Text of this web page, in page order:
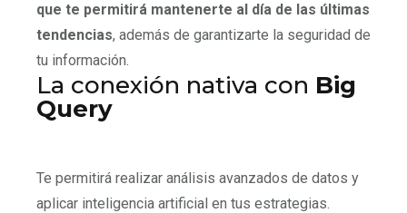
que te permitirá mantenerte al día de las últimas
tendencias, además de garantizarte la seguridad de
tu información.
La conexión nativa con Big
Query
Te permitirá realizar análisis avanzados de datos y
aplicar inteligencia artificial en tus estrategias.